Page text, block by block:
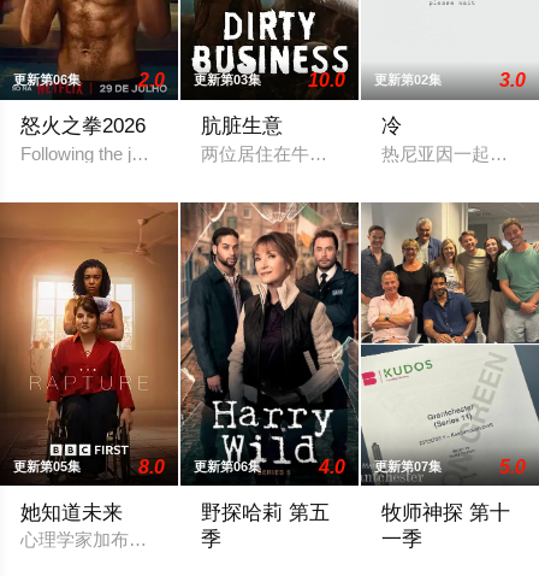
更新第06集 2.0
怒火之拳2026
Following the journey of a young MMA fighter in search of his
更新第03集 10.0
肮脏生意
两位居住在牛津郡乡村的业余侦探在当地
更新第02集 3.0
冷
热尼亚因一起事故
更新第05集 8.0
她知道未来
心理学家加布丽埃尔·福克斯前往一所高度戒备的少年精神病院
更新第06集 4.0
野探哈莉 第五
季
更新第07集 5.0
牧师神探 第十
一季